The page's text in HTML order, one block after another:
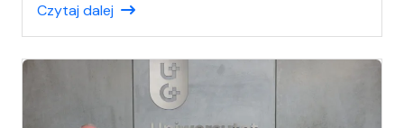
Czytaj dalej